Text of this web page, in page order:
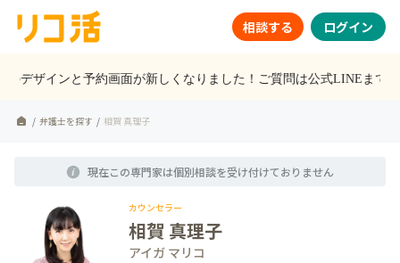
相談する ログイン
のデザインと予約画面が新しくなりました！ご質問は公式LINEまで
/ 弁護士を探す / 相賀 真理子
現在この専門家は個別相談を受け付けておりません
カウンセラー
相賀 真理子
アイガ マリコ